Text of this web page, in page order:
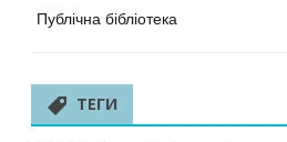
Публічна бібліотека
ТЕГИ